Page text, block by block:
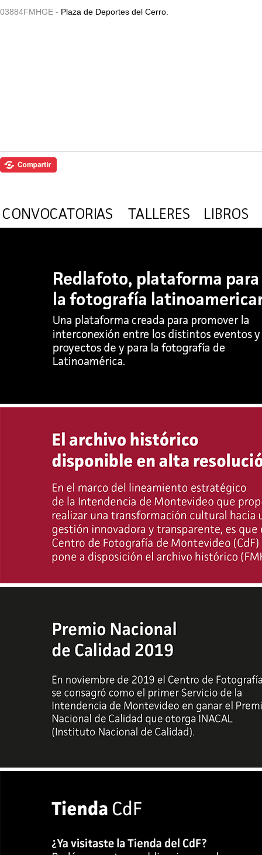
03884FMHGE - Plaza de Deportes del Cerro.